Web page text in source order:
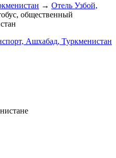
→ Отель Узбой,
общественный